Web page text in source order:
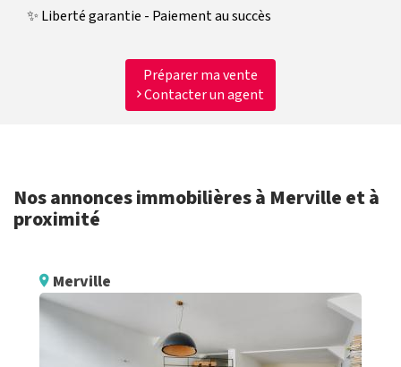
✨ Liberté garantie - Paiement au succès
Préparer ma vente
Contacter un agent
Nos annonces immobilières à Merville et à
proximité
Merville